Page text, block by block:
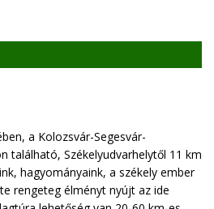
a Kolozsvár-Segesvár-
található, Székelyudvarhelytől 11 km
hagyományaink, a székely ember
rengeteg élményt nyújt az ide